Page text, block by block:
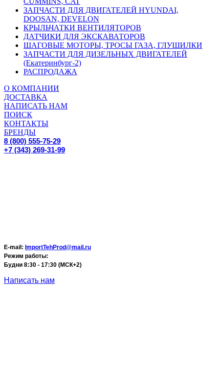
ЗАПЧАСТИ ДЛЯ ДВИГАТЕЛЕЙ HYUNDAI,
DOOSAN, DEVELON
КРЫЛЬЧАТКИ ВЕНТИЛЯТОРОВ
ДАТЧИКИ ДЛЯ ЭКСКАВАТОРОВ
ШАГОВЫЕ МОТОРЫ, ТРОСЫ ГАЗА, ГЛУШИЛКИ
ЗАПЧАСТИ ДЛЯ ДИЗЕЛЬНЫХ ДВИГАТЕЛЕЙ
(Екатеринбург-2)
РАСПРОДАЖА
О КОМПАНИИ
ДОСТАВКА
НАПИСАТЬ НАМ
ПОИСК
КОНТАКТЫ
БРЕНДЫ
8 (800) 555-75-29
+7 (343) 269-31-99
E-mail: ImportTehProd@mail.ru
Режим работы:
Будни 8:30 - 17:30 (МСК+2)
Написать нам